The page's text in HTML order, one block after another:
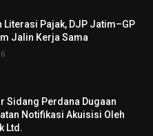
Literasi Pajak, DJP Jatim–GP
Jalin Kerja Sama
Sidang Perdana Dugaan
Notifikasi Akuisisi Oleh
Ltd.